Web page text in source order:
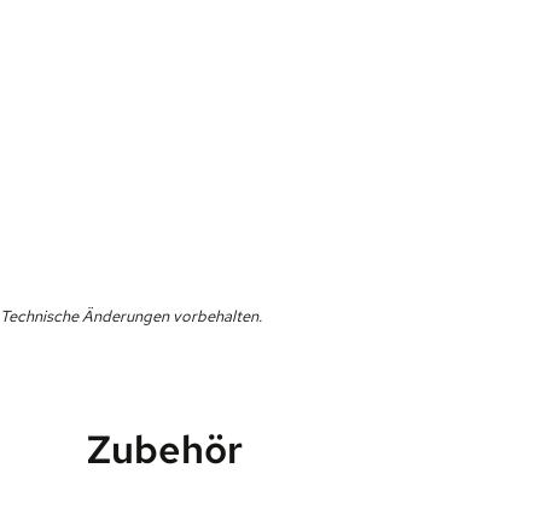
Technische Änderungen vorbehalten.
Zubehör